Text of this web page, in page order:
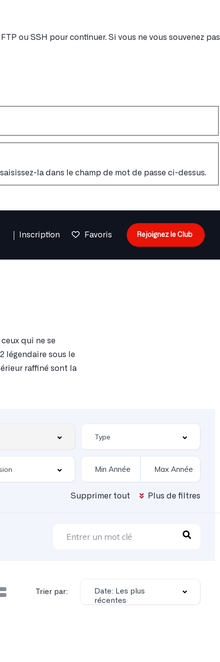
ou SSH pour continuer. Si vous ne vous souvenez pas
la dans le champ de mot de passe ci-dessus.
Inscription Favoris Rejoignez le Club
qui ne se
légendaire sous le
raffiné sont la
Supprimer tout Plus de filtres
Trier par:
Date: Les plus
récentes